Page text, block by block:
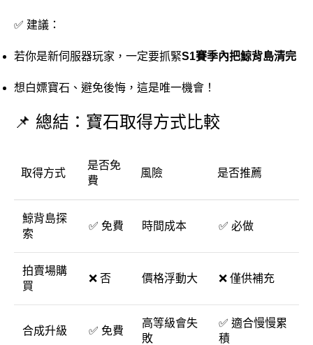
✅ 建議：
若你是新伺服器玩家，一定要抓緊S1賽季內把鯨背島清完
想白嫖寶石、避免後悔，這是唯一機會！
📌 總結：寶石取得方式比較
取得方式
是否免
費
風險 是否推薦
鯨背島探
索
✅ 免費 時間成本 ✅ 必做
拍賣場購
買
❌ 否 價格浮動大 ❌ 僅供補充
合成升級 ✅ 免費
高等級會失
敗
✅ 適合慢慢累
積